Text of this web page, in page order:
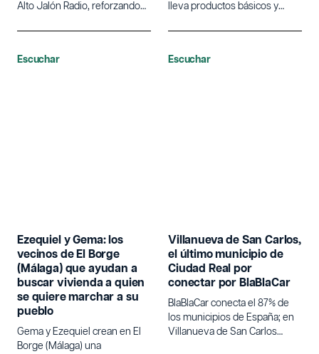
Alto Jalón Radio, reforzando
rural y la lucha contra la
lleva productos básicos y
de la sierra norte de
vida rural de la zona.
Escuchar
Ezequiel y Gema: los
vecinos de El Borge
(Málaga) que ayudan a
buscar vivienda a quien
se quiere marchar a su
pueblo
Gema y Ezequiel crean en El
Borge (Málaga) una
Escuchar
Villanueva de San Carlos,
el último municipio de
Ciudad Real por
conectar por BlaBlaCar
BlaBlaCar conecta el 87% de
los municipios de España; en
Villanueva de San Carlos